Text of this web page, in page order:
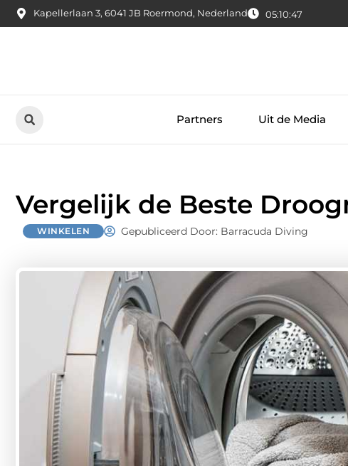
Kapellerlaan 3, 6041 JB Roermond, Nederland 05:10:48
Partners Uit de Media
Vergelijk de Beste
WINKELEN Gepubliceerd Door: Barracuda Diving